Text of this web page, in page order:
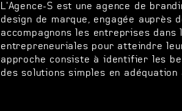
L'Agence-S est une agence de
design de marque, engagée auprès
accompagnons les entreprises dans
entrepreneuriales pour atteindre
approche consiste à identifier les
des solutions simples en